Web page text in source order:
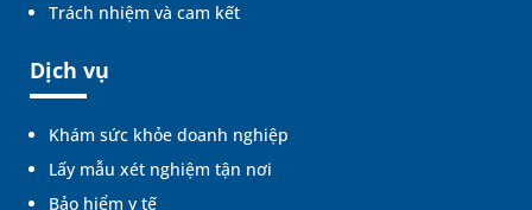
Trách nhiệm và cam kết
Dịch vụ
Khám sức khỏe doanh nghiệp
Lấy mẫu xét nghiệm tận nơi
Bảo hiểm y tế